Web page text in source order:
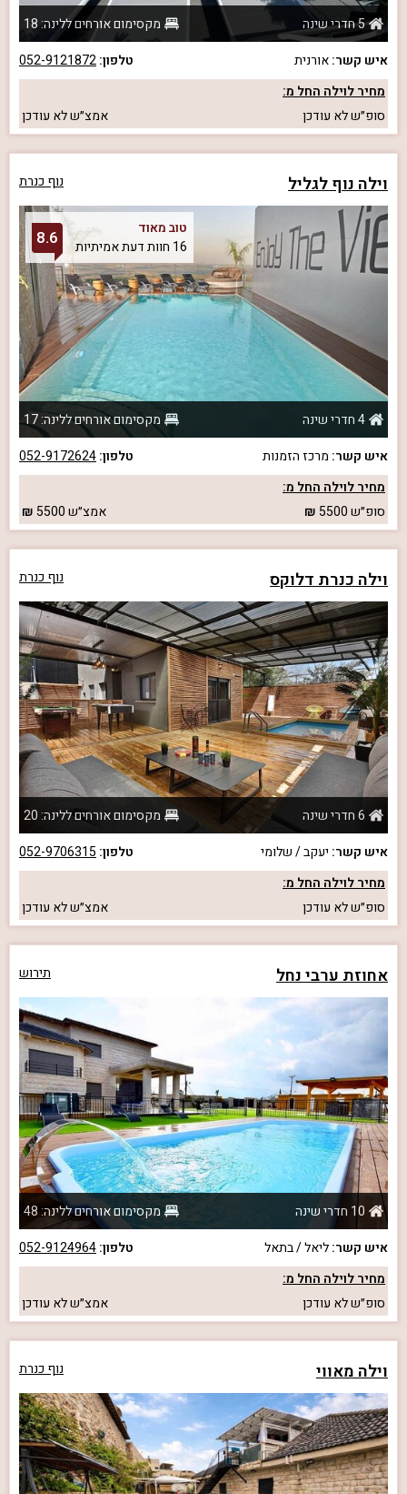
5 חדרי שינה
מקסימום אורחים ללינה: 18
איש קשר:אורנית טלפון:052-9121872
מחיר לוילה החל מ:
סופ״שלא עודכן אמצ״שלא עודכן
וילה נוף לגליל נוף כנרת
טוב מאוד
16 חוות דעת אמיתיות
8.6
4 חדרי שינה
מקסימום אורחים ללינה: 17
איש קשר: מרכז הזמנות טלפון:052-9172624
מחיר לוילה החל מ:
סופ״ש5500 אמצ״ש5500
וילה כנרת דלוקס נוף כנרת
6 חדרי שינה
מקסימום אורחים ללינה: 20
איש קשר: יעקב / שלומי טלפון: 052-9706315
מחיר לוילה החל מ:
סופ״שלא עודכן אמצ״שלא עודכן
אחוזת ערבי נחל תירוש
10 חדרי שינה
מקסימום אורחים ללינה: 48
איש קשר:ליאל / בתאל טלפון:052-9124964
מחיר לוילה החל מ:
סופ״שלא עודכן אמצ״שלא עודכן
וילה מאווי נוף כנרת